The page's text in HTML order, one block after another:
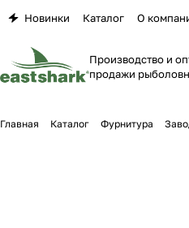
Новинки Каталог О
Производство и
продажи
Главная Каталог Фурнитура